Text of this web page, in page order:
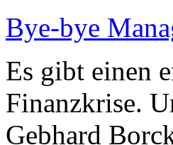
Bye-bye
Es gibt einen
Finanzkrise.
Gebhard